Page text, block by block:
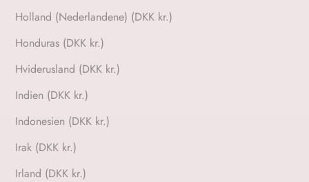
Holland (Nederlandene) (DKK kr.)
Honduras (DKK kr.)
Hviderusland (DKK kr.)
Indien (DKK kr.)
Indonesien (DKK kr.)
Irak (DKK kr.)
Irland (DKK kr.)